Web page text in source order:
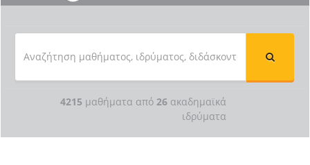
4215 μαθήματα από 26 ακαδημαϊκά
ιδρύματα